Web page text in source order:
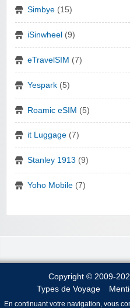
Simbye (15)
iSinwheel (9)
eTravelSIM (7)
Yespark (5)
Roamic eSIM (5)
it Luggage (7)
Stanley 1913 (9)
Yoho Mobile (7)
Copyright © 2009-
Types de Voyage
En continuant votre navigation, vous